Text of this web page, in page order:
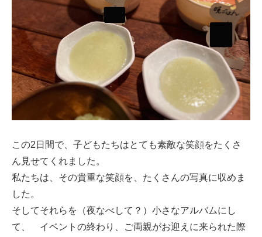
この2日間で、子どもたちはとても素敵な笑顔をたくさ
ん見せてくれました。
私たちは、その貴重な笑顔を、たくさんの写真に収めま
した。
そしてそれらを（夜なべして？）小さなアルバムにし
て、 イベントの終わり、ご両親がお迎えに来られた際